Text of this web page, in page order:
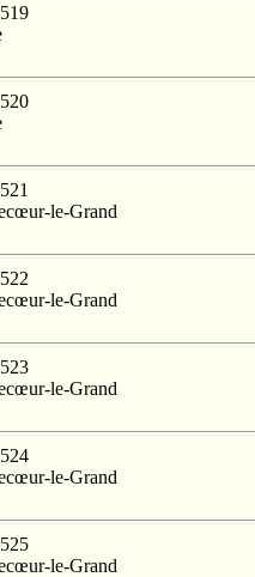
le-Grand
le-Grand
le-Grand
le-Grand
le-Grand